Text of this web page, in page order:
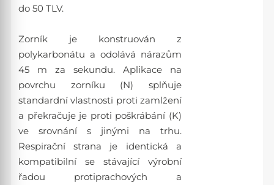
do 50 TLV.
Zorník je konstruován z
polykarbonátu a odolává nárazům
45 m za sekundu. Aplikace na
povrchu zorníku (N) splňuje
standardní vlastnosti proti zamlžení
a překračuje je proti poškrábání (K)
ve srovnání s jinými na trhu.
Respirační strana je identická a
kompatibilní se stávající výrobní
řadou protiprachových a